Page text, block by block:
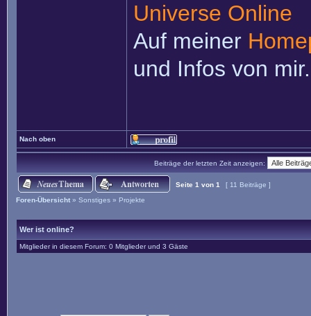
Universe Online
Auf meiner
und Infos von mir.
Nach oben
Beiträge der letzten Zeit anzeigen:
Seite 1 von 1
[ 11 Beiträge ]
Foren-Übersicht » Sonstiges » Projekte
Wer ist online?
Mitglieder in diesem Forum: 0 Mitglieder und 3 Gäste